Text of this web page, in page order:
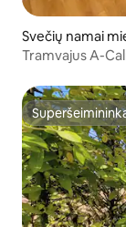
Svečių namai
Tramvajus A-